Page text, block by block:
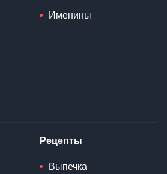
Именины
Рецепты
Выпечка